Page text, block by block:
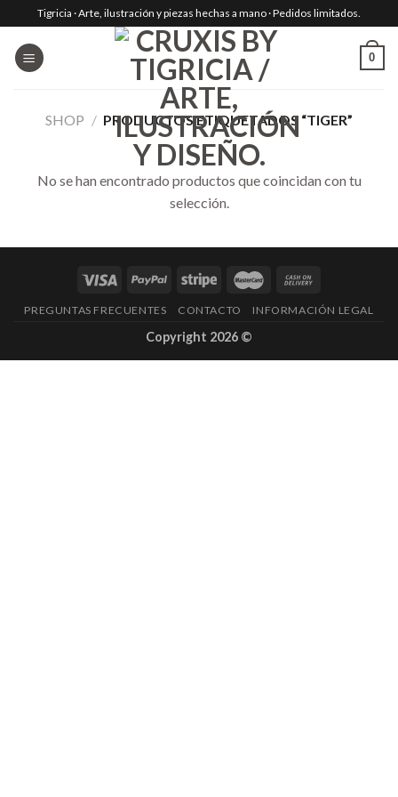
to
content
Tigricia · Arte, ilustración y piezas hechas a mano · Pedidos limitados.
0
SHOP / PRODUCTOS ETIQUETADOS “TIGER”
No se han encontrado productos que coincidan con tu
selección.
PREGUNTAS FRECUENTES CONTACTO INFORMACIÓN LEGAL
Copyright 2026 ©